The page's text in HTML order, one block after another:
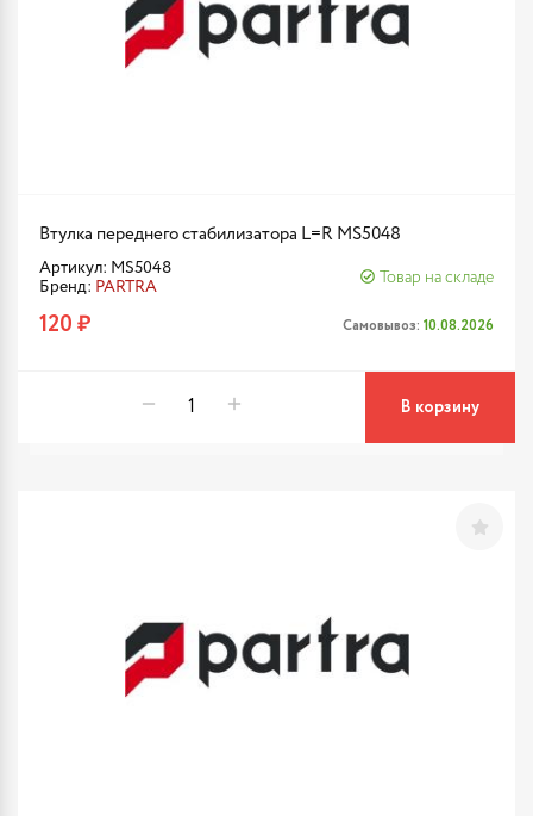
Втулка переднего стабилизатора L=R MS5048
Артикул: MS5048
Бренд: PARTRA
Товар на складе
120 ₽ Самовывоз: 10.08.2026
В корзину